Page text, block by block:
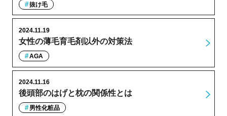
抜け毛
女性の薄毛育毛剤以外の対策法
2024.11.19
AGA
後頭部のはげと枕の関係性とは
2024.11.16
男性化粧品